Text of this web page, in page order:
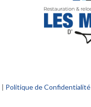
| Politique de Confidentialité